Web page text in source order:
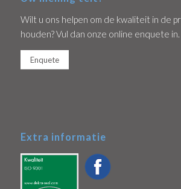
Wilt u ons helpen om de kwaliteit in de
houden? Vul dan onze online enquete
Enquete
Extra informatie